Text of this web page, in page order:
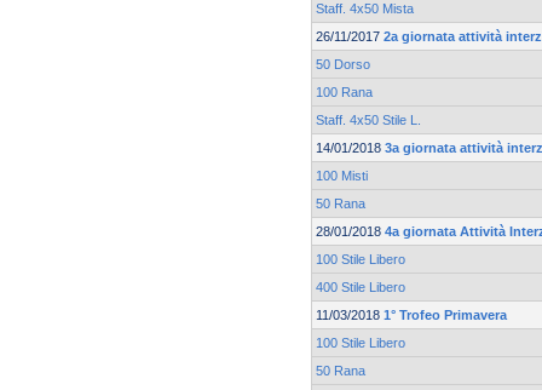
Staff. 4x50 Mista
26/11/2017 2a giornata attività
50 Dorso
100 Rana
Staff. 4x50 Stile L.
14/01/2018 3a giornata attività
100 Misti
50 Rana
28/01/2018 4a giornata Attività
100 Stile Libero
400 Stile Libero
11/03/2018 1° Trofeo Primavera
100 Stile Libero
50 Rana